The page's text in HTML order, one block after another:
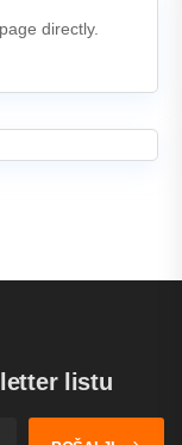
directly.
listu